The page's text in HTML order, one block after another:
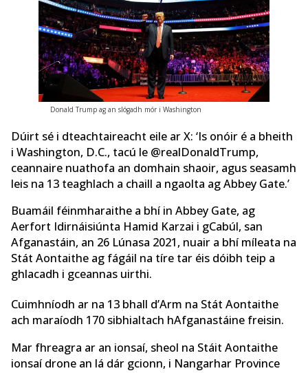
Donald Trump ag an slógadh mór i Washington
Dúirt sé i dteachtaireacht eile ar X: ‘Is onóir é a bheith
i Washington, D.C., tacú le @realDonaldTrump,
ceannaire nuathofa an domhain shaoir, agus seasamh
leis na 13 teaghlach a chaill a ngaolta ag Abbey Gate.’
Buamáil féinmharaithe a bhí in Abbey Gate, ag
Aerfort Idirnáisiúnta Hamid Karzai i gCabúl, san
Afganastáin, an 26 Lúnasa 2021, nuair a bhí míleata na
Stát Aontaithe ag fágáil na tíre tar éis dóibh teip a
ghlacadh i gceannas uirthi.
Cuimhníodh ar na 13 bhall d’Arm na Stát Aontaithe
ach maraíodh 170 sibhialtach hAfganastáine freisin.
Mar fhreagra ar an ionsaí, sheol na Stáit Aontaithe
ionsaí drone an lá dár gcionn, i Nangarhar Province